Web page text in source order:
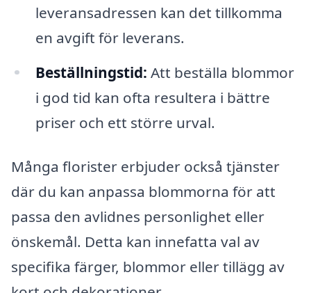
leveransadressen kan det tillkomma
en avgift för leverans.
Beställningstid: Att beställa blommor
i god tid kan ofta resultera i bättre
priser och ett större urval.
Många florister erbjuder också tjänster
där du kan anpassa blommorna för att
passa den avlidnes personlighet eller
önskemål. Detta kan innefatta val av
specifika färger, blommor eller tillägg av